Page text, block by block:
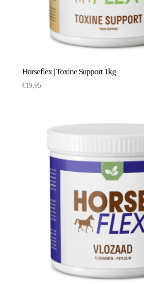
Horseflex | Toxine Support 1kg
€19,95